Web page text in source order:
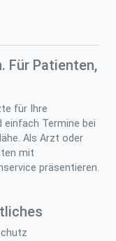
Für Patienten,
für Ihre
einfach Termine bei
Als Arzt oder
mit
präsentieren.